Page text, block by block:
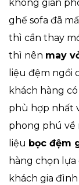
không gian
ghế sofa đã
thì cần thay
thì nên may
liệu đệm ngồi
khách hàng
phù hợp nhất
phong phú về
liệu bọc đệm
hàng chọn
khách gia